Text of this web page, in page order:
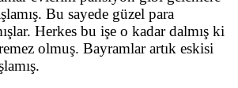
Bu sayede güzel para
Herkes bu işe o kadar dalmış ki
olmuş. Bayramlar artık eskisi